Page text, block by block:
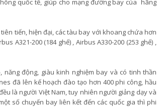
quốc tế, giúp cho mạng đường bay của hãng
tiến, hiện đại, các tàu bay với khoang chứa hơn
A321-200 (184 ghế) , Airbus A330-200 (253 ghế) ,
năng động, giàu kinh nghiệm bay và có tinh thần
đã lên kế hoạch đào tạo hơn 400 phi công, hầu
là người Việt Nam, tuy nhiên người giảng dạy và
số chuyến bay liên kết đến các quốc gia thì phi